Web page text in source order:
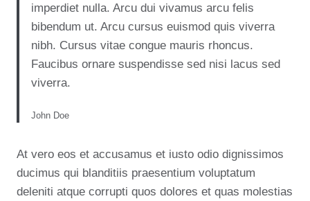
imperdiet nulla. Arcu dui vivamus arcu felis
bibendum ut. Arcu cursus euismod quis viverra
nibh. Cursus vitae congue mauris rhoncus.
Faucibus ornare suspendisse sed nisi lacus sed
viverra.
John Doe
At vero eos et accusamus et iusto odio dignissimos
ducimus qui blanditiis praesentium voluptatum
deleniti atque corrupti quos dolores et quas molestias